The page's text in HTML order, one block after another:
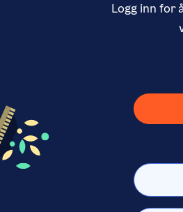
Logg inn for